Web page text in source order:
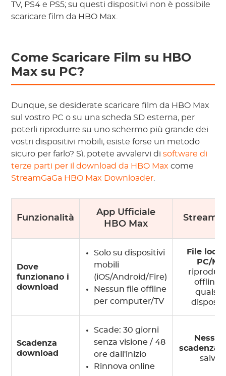
TV, PS4 e PS5; su questi dispositivi non è possibile
scaricare film da HBO Max.
Come Scaricare Film su HBO
Max su PC?
Dunque, se desiderate scaricare film da HBO Max
sul vostro PC o su una scheda SD esterna, per
poterli riprodurre su uno schermo più grande dei
vostri dispositivi mobili, esiste forse un metodo
sicuro per farlo? Sì, potete avvalervi disoftware di
terze parti per il download da HBO Max come
StreamGaGa HBO Max Downloader
Funzionalità
App Ufficiale
HBO Max
Dove
funzionano i
download
Solo su dispositivi
mobili
(iOS/Android/Fire)
Nessun file offline
per computer/TV
File
PC/
offline
Scadenza
download
Scade: 30 giorni
senza visione / 48
ore dall'inizio
Rinnova online
scadenza
salvati